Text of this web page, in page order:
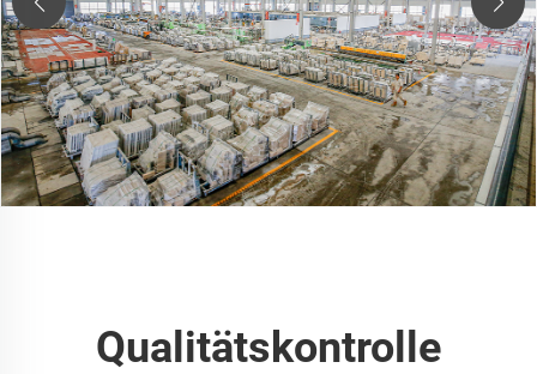
Qualitätskontrolle